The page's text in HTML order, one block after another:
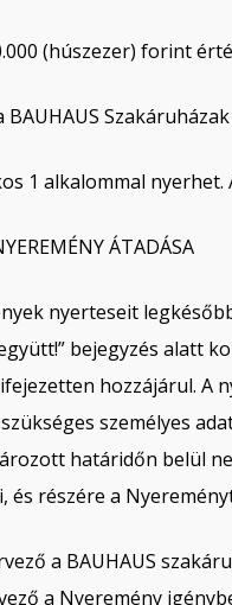
(húszezer) forint
1 alkalommal
ÁTADÁSA
nyerteseit
bejegyzés alatt
hozzájárul. A
személyes
határidőn belül
részére a
a BAUHAUS
a Nyeremény